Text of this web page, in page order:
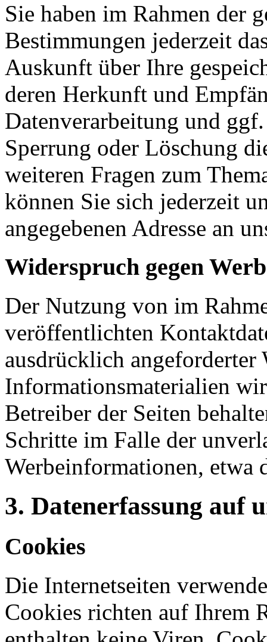
Sie haben im Rahmen der
Bestimmungen jederzeit
Auskunft über Ihre
deren Herkunft und
Datenverarbeitung und
Sperrung oder Löschung
weiteren Fragen zum
können Sie sich jederzeit
angegebenen Adresse an
Widerspruch gegen
Der Nutzung von im
veröffentlichten
ausdrücklich angeforderter
Informationsmaterialien
Betreiber der Seiten
Schritte im Falle der
Werbeinformationen, etwa
3. Datenerfassung auf
Cookies
Die Internetseiten
Cookies richten auf Ihrem